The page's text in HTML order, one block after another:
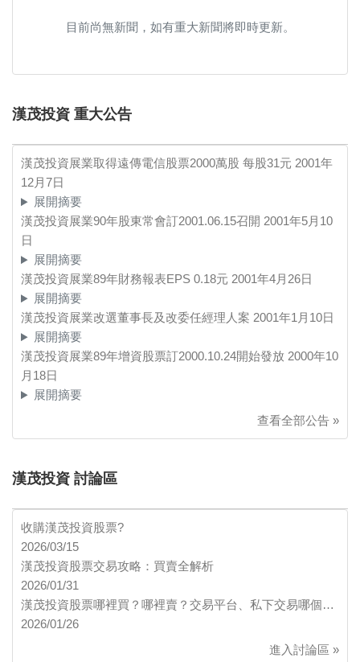
目前尚無新聞，如有重大新聞將即時更新。
漢茂投資 重大公告
漢茂投資展業取得遠傳電信股票2000萬股 每股31元 2001年
12月7日
展開摘要
漢茂投資展業90年股東常會訂2001.06.15召開 2001年5月10
日
展開摘要
漢茂投資展業89年財務報表EPS 0.18元 2001年4月26日
展開摘要
漢茂投資展業改選董事長及改委任經理人案 2001年1月10日
展開摘要
漢茂投資展業89年增資股票訂2000.10.24開始發放 2000年10
月18日
展開摘要
查看全部公告 »
漢茂投資 討論區
收購漢茂投資股票?
2026/03/15
漢茂投資股票交易攻略：買賣全解析
2026/01/31
漢茂投資股票哪裡買？哪裡賣？交易平台、私下交易哪個…
2026/01/26
進入討論區 »